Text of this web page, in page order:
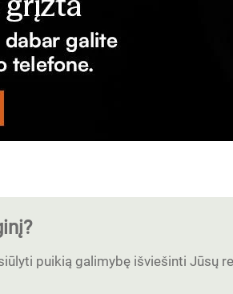
puikią galimybę išviešinti Jūsų